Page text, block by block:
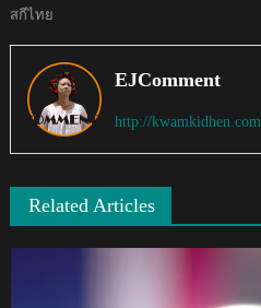
สกีไทย
EJComment
http://kwamkidhen.com
Related Articles